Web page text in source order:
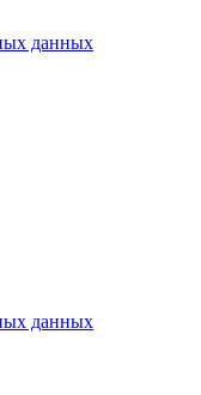
данных
данных